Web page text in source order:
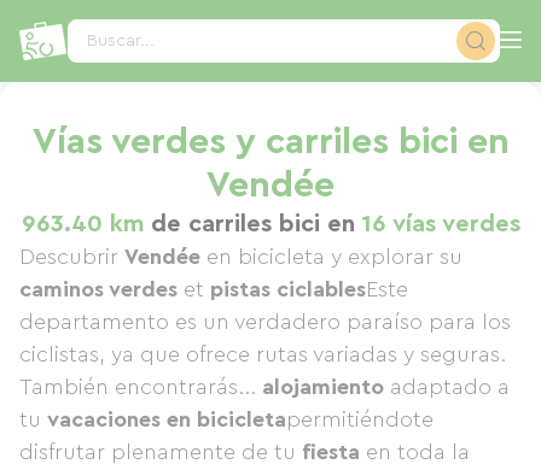
Buscar...
Vías verdes y carriles bici en
Vendée
963.40 kmde carriles bici en 16 vías verdes
Descubrir Vendée en bicicleta y explorar su
caminos verdes et pistas ciclablesEste
departamento es un verdadero paraíso para los
ciclistas, ya que ofrece rutas variadas y seguras.
También encontrarás... alojamiento adaptado a
tu vacaciones en bicicletapermitiéndote
disfrutar plenamente de tu fiesta en toda la
Panel de gestión de cookies